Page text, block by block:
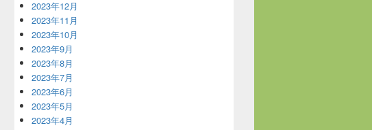
2023年12月
2023年11月
2023年10月
2023年9月
2023年8月
2023年7月
2023年6月
2023年5月
2023年4月